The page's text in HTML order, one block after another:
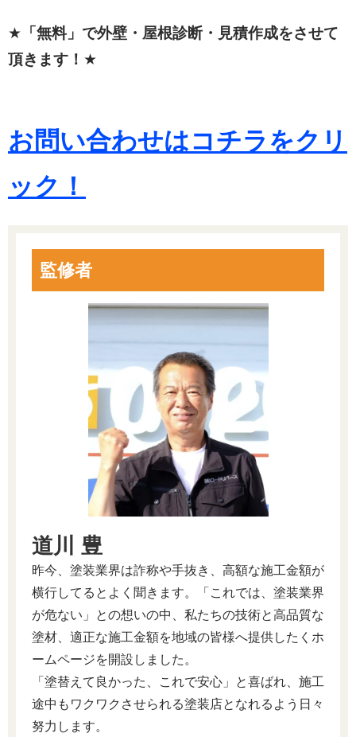
★ 「無料」で外壁・屋根診断・見積作成をさせて
頂きます！ ★
お問い合わせはコチラをクリ
ック！
監修者
道川 豊
昨今、塗装業界は詐称や手抜き、高額な施工金額が
横行してるとよく聞きます。「これでは、塗装業界
が危ない」との想いの中、私たちの技術と高品質な
塗材、適正な施工金額を地域の皆様へ提供したくホ
ームページを開設しました。
「塗替えて良かった、これで安心」と喜ばれ、施工
途中もワクワクさせられる塗装店となれるよう日々
努力します。